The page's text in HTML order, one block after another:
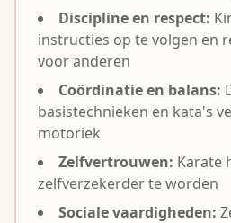
Discipline en respect:
instructies op te volgen en
voor anderen
Coördinatie en balans:
basistechnieken en kata's
motoriek
Zelfvertrouwen: Karate
zelfverzekerder te worden
Sociale vaardigheden: